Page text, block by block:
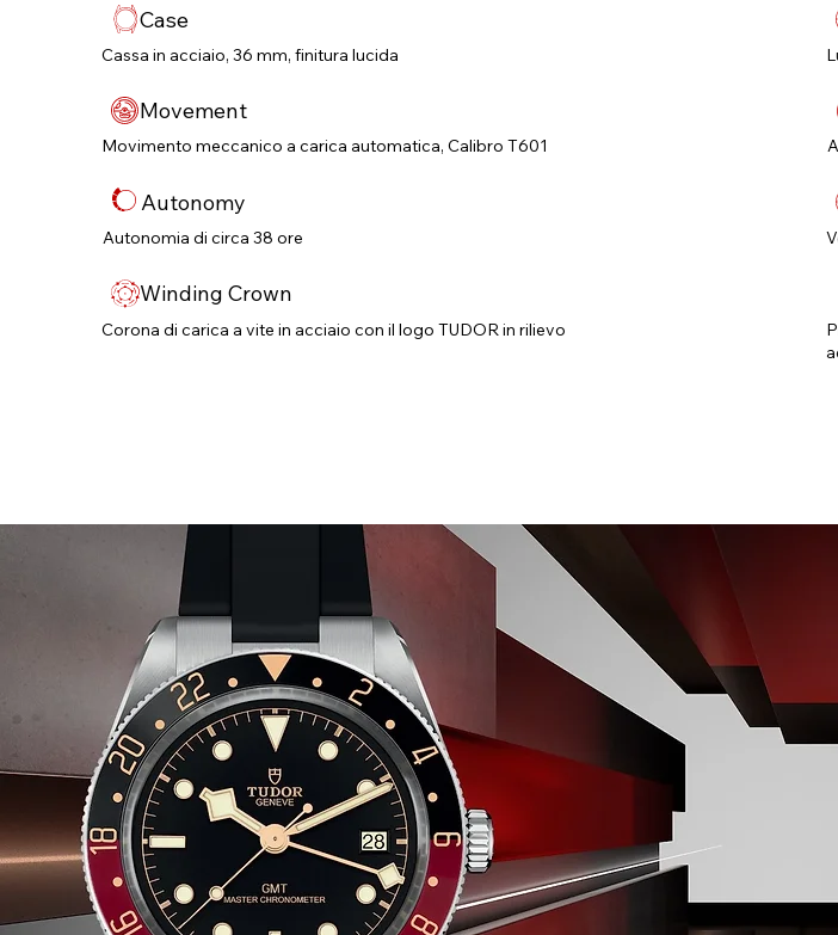
Case
Cassa in acciaio, 36 mm, finitura lucida
Movement
Movimento meccanico a carica automatica, Calibro T601
Autonomy
Autonomia di circa 38 ore
Winding Crown
Corona di carica a vite in acciaio con il logo TUDOR in rilievo